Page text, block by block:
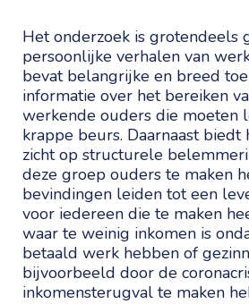
Het onderzoek is grotendeels
persoonlijke verhalen van
bevat belangrijke en breed
informatie over het bereiken
werkende ouders die moeten
krappe beurs. Daarnaast
zicht op structurele
deze groep ouders te maken
bevindingen leiden tot een
voor iedereen die te maken
waar te weinig inkomen is
betaald werk hebben of
bijvoorbeeld door de
inkomensterugval te maken